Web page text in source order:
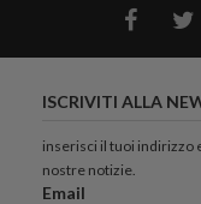
ISCRIVITI ALLA
inserisci il tuoi indirizzo
nostre notizie.
Email